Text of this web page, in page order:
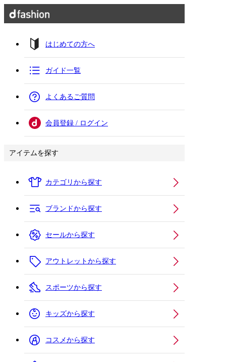
はじめての方へ
ガイド一覧
よくあるご質問
会員登録 / ログイン
アイテムを探す
カテゴリから探す
ブランドから探す
セールから探す
アウトレットから探す
スポーツから探す
キッズから探す
コスメから探す